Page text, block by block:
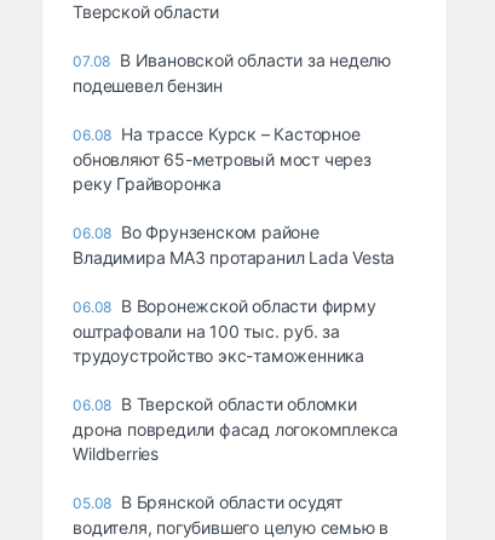
Тверской области
07.08 В Ивановской области за неделю
подешевел бензин
06.08 На трассе Курск – Касторное
обновляют 65-метровый мост через
реку Грайворонка
06.08 Во Фрунзенском районе
Владимира МАЗ протаранил Lada Vesta
06.08 В Воронежской области фирму
оштрафовали на 100 тыс. руб. за
трудоустройство экс-таможенника
06.08 В Тверской области обломки
дрона повредили фасад логокомплекса
Wildberries
05.08 В Брянской области осудят
водителя, погубившего целую семью в